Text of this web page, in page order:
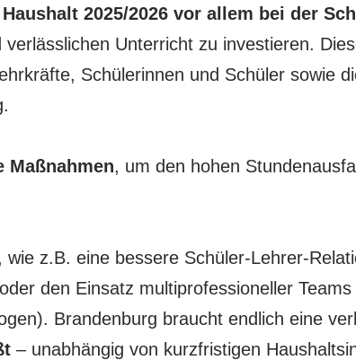
2025/2026 vor allem bei der
Unterricht zu investieren.
Schülerinnen und Schüler sowie
, um den hohen
z.B. eine bessere Schüler-Lehrer-
den Einsatz multiprofessioneller
Brandenburg braucht endlich eine
– unabhängig von kurzfristigen